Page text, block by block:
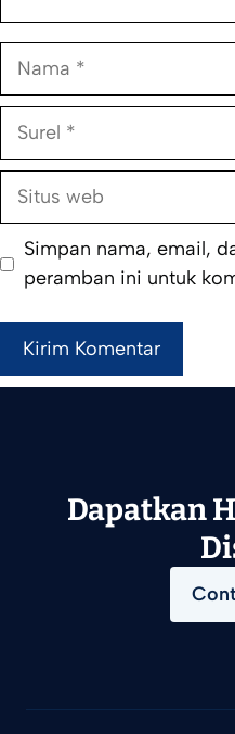
Nama
Surel
Situs
Simpan nama, email,
peramban ini untuk
Dapatkan